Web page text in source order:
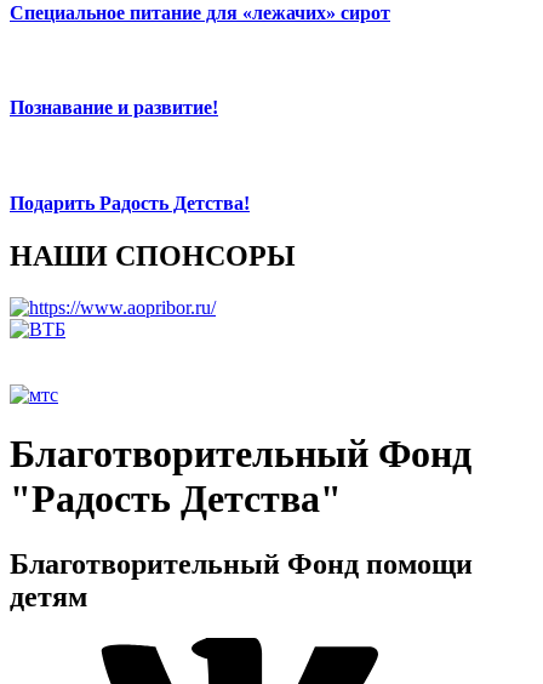
Специальное питание для «лежачих» сирот
Познавание и развитие!
Подарить Радость Детства!
НАШИ СПОНСОРЫ
Благотворительный Фонд
"Радость Детства"
Благотворительный Фонд помощи
детям